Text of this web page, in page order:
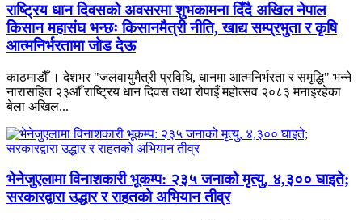
राष्ट्रिय धान दिवसको अवसरमा शुभकामना दिँदै अखिल नेपाल
किसान महासंघ भन्छः किसानमैत्री नीति, खाद्य सम्प्रभुता र कृषि
आत्मनिर्भरतामा जोड देऊ
काठमाडौँ । देशभर "जलवायुमैत्री प्रविधि, धानमा आत्मनिर्भरता र समृद्धि" भन्ने
नारासहित २३औँ राष्ट्रिय धान दिवस तथा रोपाइँ महोत्सव २०८३ मनाइरहेका
बेला अखिल...
भेनेजुएलामा विनाशकारी भूकम्प: २३५ जनाको मृत्यु, ४,३०० घाइते;
सरकारद्वारा उद्धार र राहतको अभियान तीव्र